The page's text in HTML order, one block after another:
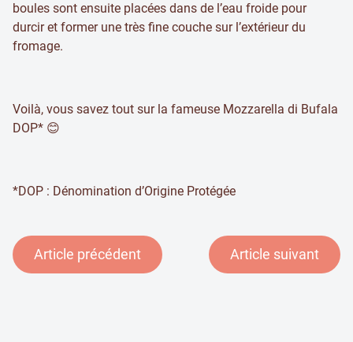
boules sont ensuite placées dans de l’eau froide pour
durcir et former une très fine couche sur l’extérieur du
fromage.
Voilà, vous savez tout sur la fameuse Mozzarella di Bufala
DOP* 😊
*DOP : Dénomination d’Origine Protégée
Article précédent Article suivant